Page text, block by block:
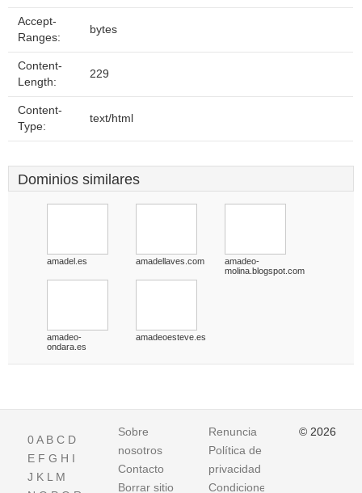
Accept-
Ranges:
bytes
Content-
Length:
229
Content-
Type:
text/html
Dominios similares
amadel.es amadellaves.com
amadeo-
molina.blogspot.com
amadeo-
ondara.es
amadeoesteve.es
0A B C D
E F G H I
J K L M
Sobre
nosotros
Contacto
Borrar sitio
Renuncia
Política de
privacidad
Condiciones
© 2026